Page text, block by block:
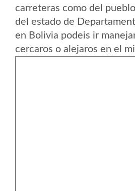
carreteras como del
del estado de
en Bolivia podeis ir
cercaros o alejaros en el